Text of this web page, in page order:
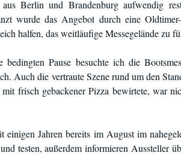
Berlin und Brandenburg aufwendig
wurde das Angebot durch eine
halfen, das weitläufige Messegelände zu
Pause besuchte ich die
Auch die vertraute Szene rund um den
frisch gebackener Pizza bewirtete, war
Jahren bereits im August im
testen, außerdem informieren Aussteller